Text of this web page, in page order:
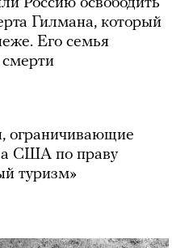
Гилмана, который
Его семья
смерти
ограничивающие
США по праву
туризм»